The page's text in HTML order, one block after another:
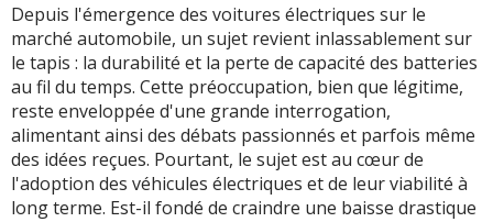
Depuis l'émergence des voitures électriques sur le
marché automobile, un sujet revient inlassablement sur
le tapis : la durabilité et la perte de capacité des batteries
au fil du temps. Cette préoccupation, bien que légitime,
reste enveloppée d'une grande interrogation,
alimentant ainsi des débats passionnés et parfois même
des idées reçues. Pourtant, le sujet est au cœur de
l'adoption des véhicules électriques et de leur viabilité à
long terme. Est-il fondé de craindre une baisse drastique